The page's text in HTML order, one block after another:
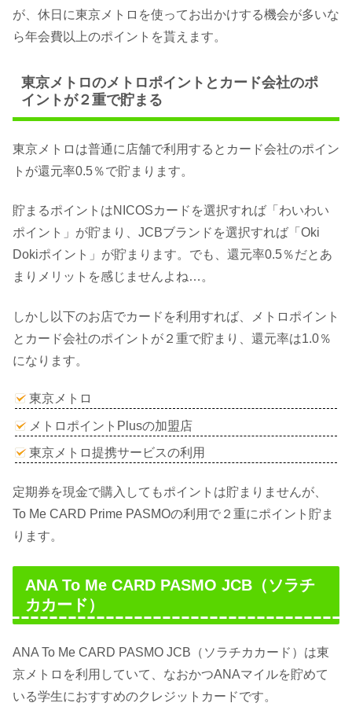
が、休日に東京メトロを使ってお出かけする機会が多いな
ら年会費以上のポイントを貰えます。
東京メトロのメトロポイントとカード会社のポ
イントが２重で貯まる
東京メトロは普通に店舗で利用するとカード会社のポイン
トが還元率0.5％で貯まります。
貯まるポイントはNICOSカードを選択すれば「わいわい
ポイント」が貯まり、JCBブランドを選択すれば「Oki
Dokiポイント」が貯まります。でも、還元率0.5％だとあ
まりメリットを感じませんよね…。
しかし以下のお店でカードを利用すれば、メトロポイント
とカード会社のポイントが２重で貯まり、還元率は1.0％
になります。
東京メトロ
メトロポイントPlusの加盟店
東京メトロ提携サービスの利用
定期券を現金で購入してもポイントは貯まりませんが、
To Me CARD Prime PASMOの利用で２重にポイント貯ま
ります。
ANA To Me CARD PASMO JCB（ソラチ
カカード）
ANA To Me CARD PASMO JCB（ソラチカカード）は東
京メトロを利用していて、なおかつANAマイルを貯めて
いる学生におすすめのクレジットカードです。